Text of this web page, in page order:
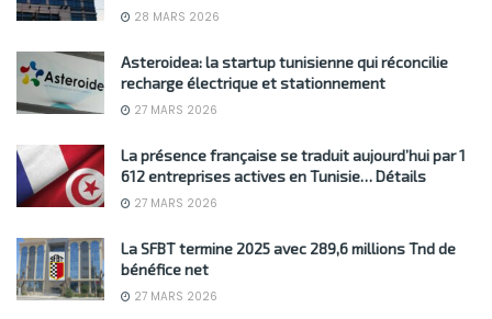
28 MARS 2026
Asteroidea: la startup tunisienne qui réconcilie
recharge électrique et stationnement
27 MARS 2026
La présence française se traduit aujourd’hui par 1
612 entreprises actives en Tunisie… Détails
27 MARS 2026
La SFBT termine 2025 avec 289,6 millions Tnd de
bénéfice net
27 MARS 2026